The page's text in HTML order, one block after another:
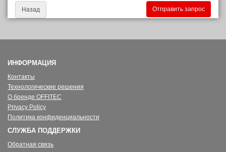
Назад
ИНФОРМАЦИЯ
Контакты
Технологические решения
О бренде OFFITEC
Privacy Policy
Политика конфиденциальности
СЛУЖБА ПОДДЕРЖКИ
Обратная связь